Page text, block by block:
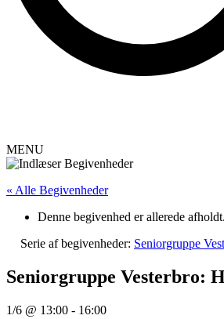
MENU
« Alle Begivenheder
Denne begivenhed er allerede afholdt.
Serie af begivenheder: Seniorgruppe
Seniorgruppe Vesterbro:
1/6 @ 13:00 - 16:00